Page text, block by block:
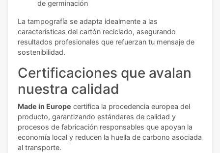
de germinación
La tampografía se adapta idealmente a las
características del cartón reciclado, asegurando
resultados profesionales que refuerzan tu mensaje de
sostenibilidad.
Certificaciones que avalan
nuestra calidad
Made in Europe certifica la procedencia europea del
producto, garantizando estándares de calidad y
procesos de fabricación responsables que apoyan la
economía local y reducen la huella de carbono asociada
al transporte.